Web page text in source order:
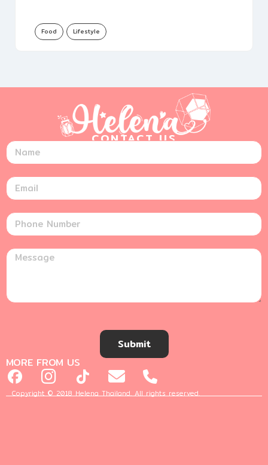
Food Lifestyle
CONTACT US
Submit
MORE FROM US
Copyright © 2018 Helena Thailand. All rights reserved.